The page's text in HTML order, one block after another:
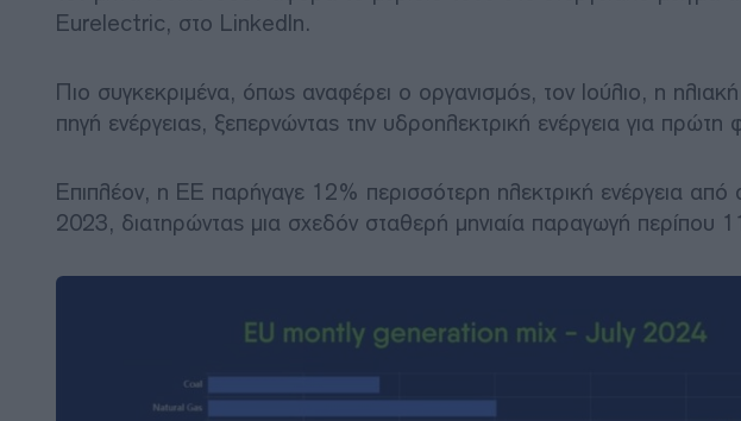
Eurelectric, στο LinkedIn.
Πιο συγκεκριμένα, όπως αναφέρει ο οργανισμός, τον Ιούλιο, η
πηγή ενέργειας, ξεπερνώντας την υδροηλεκτρική ενέργεια για
Επιπλέον, η ΕΕ παρήγαγε 12% περισσότερη ηλεκτρική ενέργεια από
2023, διατηρώντας μια σχεδόν σταθερή μηνιαία παραγωγή περίπου